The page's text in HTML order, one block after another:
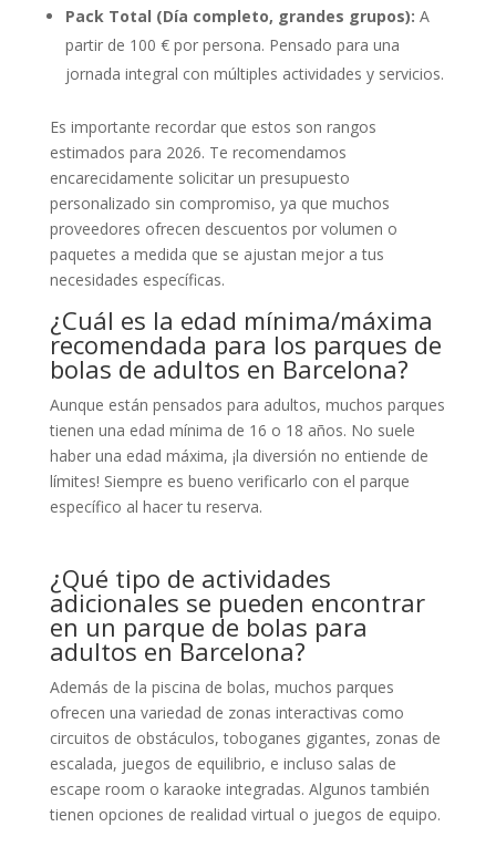
Pack Total (Día completo, grandes grupos): A
partir de 100 € por persona. Pensado para una
jornada integral con múltiples actividades y servicios.
Es importante recordar que estos son rangos
estimados para 2026. Te recomendamos
encarecidamente solicitar un presupuesto
personalizado sin compromiso, ya que muchos
proveedores ofrecen descuentos por volumen o
paquetes a medida que se ajustan mejor a tus
necesidades específicas.
¿Cuál es la edad mínima/máxima
recomendada para los parques de
bolas de adultos en Barcelona?
Aunque están pensados para adultos, muchos parques
tienen una edad mínima de 16 o 18 años. No suele
haber una edad máxima, ¡la diversión no entiende de
límites! Siempre es bueno verificarlo con el parque
específico al hacer tu reserva.
¿Qué tipo de actividades
adicionales se pueden encontrar
en un parque de bolas para
adultos en Barcelona?
Además de la piscina de bolas, muchos parques
ofrecen una variedad de zonas interactivas como
circuitos de obstáculos, toboganes gigantes, zonas de
escalada, juegos de equilibrio, e incluso salas de
escape room o karaoke integradas. Algunos también
tienen opciones de realidad virtual o juegos de equipo.